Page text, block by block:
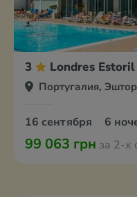
3 Londres
Португалия,
16 сентября 6
99 063 грн за 2-х